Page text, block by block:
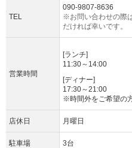
TEL
090-9807-8636
※お問い合わせの際
だければ幸いです。
営業時間
[ランチ]
11:30～14:00
[ディナー]
17:30～21:00
※時間外をご希望の
店休日 月曜日
駐車場 3台